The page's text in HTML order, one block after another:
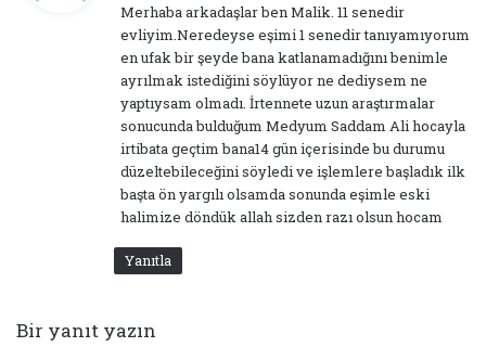
i
k
i
:
Merhaba arkadaşlar ben Malik. 11 senedir
evliyim.Neredeyse eşimi 1 senedir tanıyamıyorum
en ufak bir şeyde bana katlanamadığını benimle
ayrılmak istediğini söylüyor ne dediysem ne
yaptıysam olmadı. İrtennete uzun araştırmalar
sonucunda bulduğum Medyum Saddam Ali hocayla
irtibata geçtim bana14 gün içerisinde bu durumu
düzeltebileceğini söyledi ve işlemlere başladık ilk
başta ön yargılı olsamda sonunda eşimle eski
halimize döndük allah sizden razı olsun hocam
Yanıtla
Bir yanıt yazın